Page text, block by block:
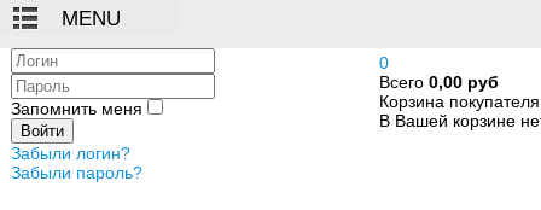
0
Всего 0,00 руб
Корзина покупателя
В Вашей корзине
Логин
Пароль
Запомнить меня
Войти
Забыли логин?
Забыли пароль?